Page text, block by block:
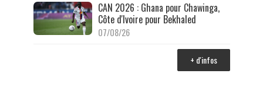
CAN 2026 : Ghana pour Chawinga,
Côte d'Ivoire pour Bekhaled
07/08/26
+ d'infos